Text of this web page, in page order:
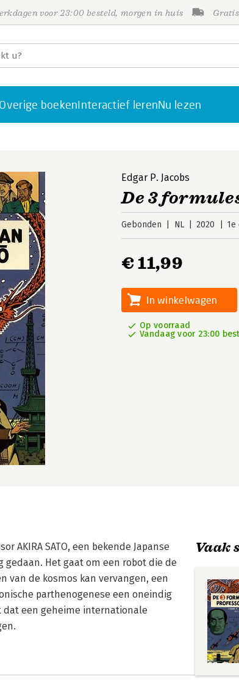
voor 23:00 besteld, morgen in huis
Overige boekenInteractief lerenNu lezen
Edgar P. Jacobs
De 3
Gebonden NL 2020 1e
€ 11,99
In winkelwagen
Op voorraad
Vandaag voor 23:00
AKIRA SATO, een bekende Japanse
Het gaat om een robot die de
van de kosmos kan vervangen, een
parthenogenese een oneindig
dat een geheime internationale
Vaak